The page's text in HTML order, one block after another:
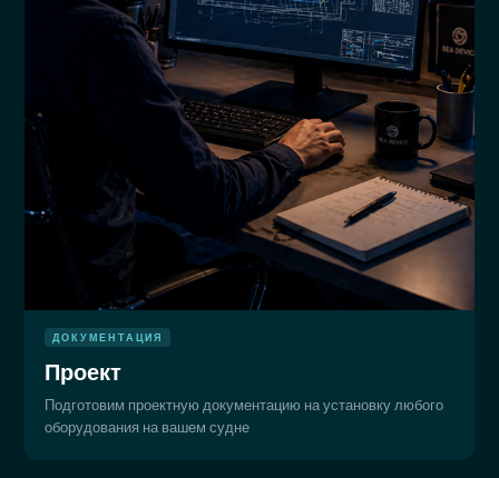
ДОКУМЕНТАЦИЯ
Проект
Подготовим проектную документацию на установку любого
оборудования на вашем судне